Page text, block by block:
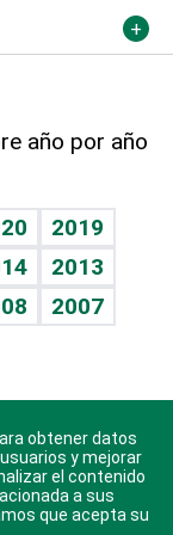
año por año
2019
2013
2007
iOS y
obtener datos
y mejorar
el contenido
a sus
que acepta su